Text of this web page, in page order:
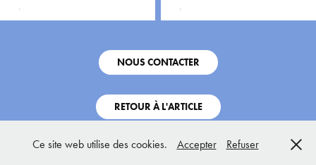
NOUS CONTACTER
RETOUR À L'ARTICLE
Ce site web utilise des cookies. Accepter Refuser